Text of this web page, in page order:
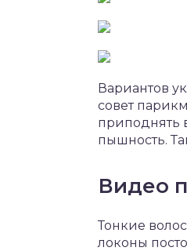
Вариантов
совет
приподнять
пышность.
Видео
Тонкие
локоны